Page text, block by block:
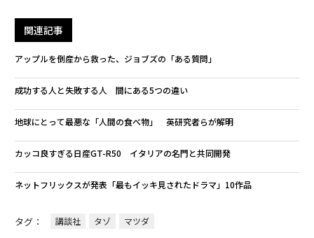
関連記事
アップルを倒産から救った、ジョブズの「ある質問」
成功する人と失敗する人 間にある5つの違い
地球にとって最悪な「人間の食べ物」 英研究者らが解明
カッコ良すぎる日産GT-R50 イタリアの名門と共同開発
ネットフリックスが発表「最もイッキ見されたドラマ」10作品
タグ： 講談社 タゾ マツダ